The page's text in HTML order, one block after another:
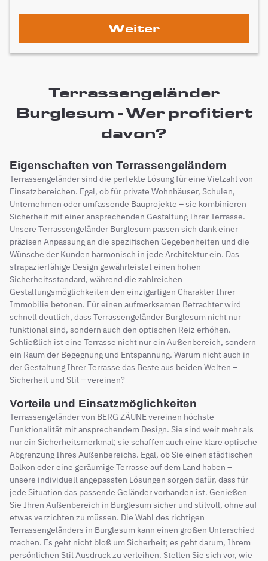
Weiter
Terrassengeländer
Burglesum - Wer profitiert
davon?
Eigenschaften von Terrassengeländern
Terrassengeländer sind die perfekte Lösung für eine Vielzahl von
Einsatzbereichen. Egal, ob für private Wohnhäuser, Schulen,
Unternehmen oder umfassende Bauprojekte – sie kombinieren
Sicherheit mit einer ansprechenden Gestaltung Ihrer Terrasse.
Unsere Terrassengeländer Burglesum passen sich dank einer
präzisen Anpassung an die spezifischen Gegebenheiten und die
Wünsche der Kunden harmonisch in jede Architektur ein. Das
strapazierfähige Design gewährleistet einen hohen
Sicherheitsstandard, während die zahlreichen
Gestaltungsmöglichkeiten den einzigartigen Charakter Ihrer
Immobilie betonen. Für einen aufmerksamen Betrachter wird
schnell deutlich, dass Terrassengeländer Burglesum nicht nur
funktional sind, sondern auch den optischen Reiz erhöhen.
Schließlich ist eine Terrasse nicht nur ein Außenbereich, sondern
ein Raum der Begegnung und Entspannung. Warum nicht auch in
der Gestaltung Ihrer Terrasse das Beste aus beiden Welten –
Sicherheit und Stil – vereinen?
Vorteile und Einsatzmöglichkeiten
Terrassengeländer von BERG ZÄUNE vereinen höchste
Funktionalität mit ansprechendem Design. Sie sind weit mehr als
nur ein Sicherheitsmerkmal; sie schaffen auch eine klare optische
Abgrenzung Ihres Außenbereichs. Egal, ob Sie einen städtischen
Balkon oder eine geräumige Terrasse auf dem Land haben –
unsere individuell angepassten Lösungen sorgen dafür, dass für
jede Situation das passende Geländer vorhanden ist. Genießen
Sie Ihren Außenbereich in Burglesum sicher und stilvoll, ohne auf
etwas verzichten zu müssen. Die Wahl des richtigen
Terrassengeländers in Burglesum kann einen großen Unterschied
machen. Es geht nicht bloß um Sicherheit; es geht darum, Ihrem
persönlichen Stil Ausdruck zu verleihen. Stellen Sie sich vor, wie